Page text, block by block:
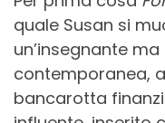
quale Susan si
un’insegnante
contemporanea,
bancarotta